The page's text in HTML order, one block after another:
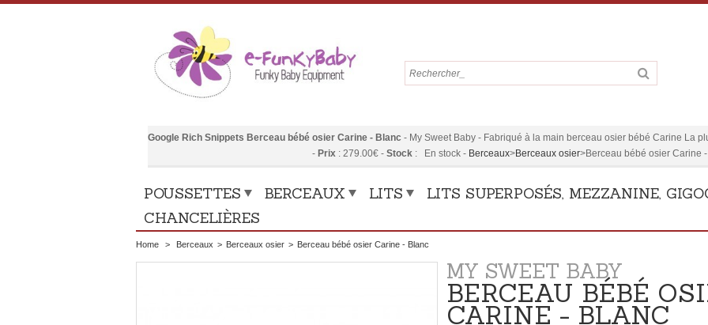
Google Rich Snippets Berceau bébé osier Carine - Blanc - My Sweet Baby - Fabriqué à la main berceau osier bébé Carine La
- Prix : 279.00€ - Stock : En stock - Berceaux>Berceaux osier>Berceau bébé osier Carine
POUSSETTES BERCEAUX LITS LITS SUPERPOSÉS, MEZZANINE,
CHANCELIÈRES
Home > Berceaux > Berceaux osier > Berceau bébé osier Carine - Blanc
MY SWEET BABY
BERCEAU BÉBÉ
CARINE - BLANC